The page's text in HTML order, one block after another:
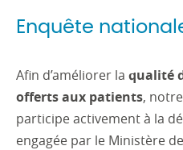
Enquête
Afin d’améliorer la qualité
offerts aux patients,
parti­cipe activement à la
engagée par le Ministère